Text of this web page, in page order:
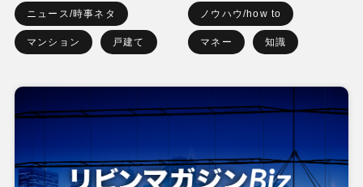
ニュース/時事ネタ
マンション 戸建て
ノウハウ/how to
マネー 知識